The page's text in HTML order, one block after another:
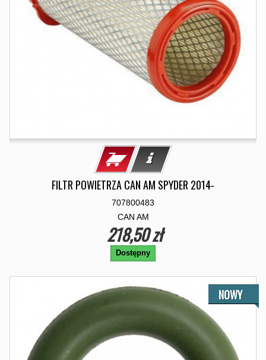
FILTR POWIETRZA CAN AM SPYDER 2014-
707800483
CAN AM
218,50 zł
Dostępny
NOWY